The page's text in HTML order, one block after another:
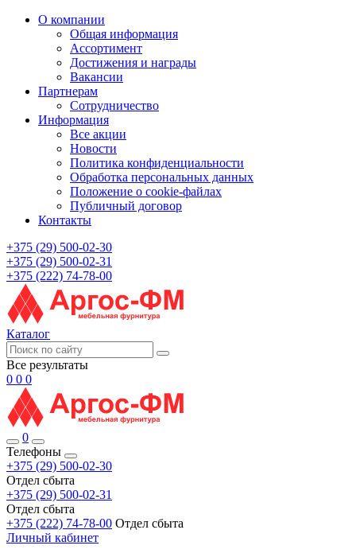
О компании
Общая информация
Ассортимент
Достижения и награды
Вакансии
Партнерам
Сотрудничество
Информация
Все акции
Новости
Политика конфиденциальности
Обработка персональных данных
Положение о cookie-файлах
Публичный договор
Контакты
+375 (29) 500-02-30
+375 (29) 500-02-31
+375 (222) 74-78-00
Каталог
Все результаты
0 0 0
0
Телефоны
+375 (29) 500-02-30
Отдел сбыта
+375 (29) 500-02-31
Отдел сбыта
+375 (222) 74-78-00 Отдел сбыта
Личный кабинет